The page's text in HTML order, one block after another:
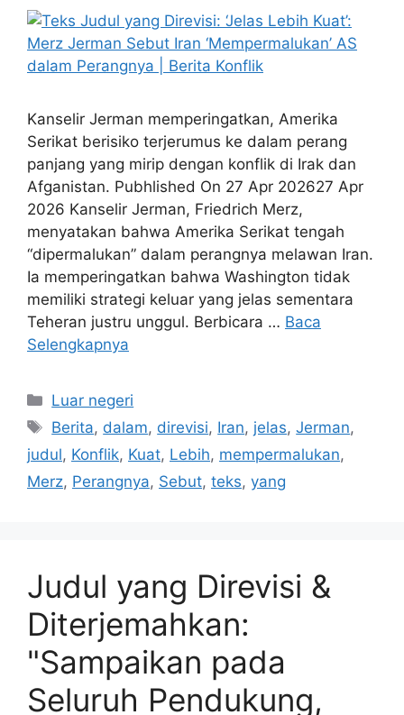
Kanselir Jerman memperingatkan, Amerika
Serikat berisiko terjerumus ke dalam perang
panjang yang mirip dengan konflik di Irak dan
Afganistan. Pubhlished On 27 Apr 202627 Apr
2026 Kanselir Jerman, Friedrich Merz,
menyatakan bahwa Amerika Serikat tengah
“dipermalukan” dalam perangnya melawan Iran.
Ia memperingatkan bahwa Washington tidak
memiliki strategi keluar yang jelas sementara
Teheran justru unggul. Berbicara … Baca
Selengkapnya
Kategori
Luar negeri
Tag
Berita, dalam, direvisi, Iran, jelas,Jerman,
judul, Konflik, Kuat, Lebih, mempermalukan,
Merz, Perangnya, Sebut, teks, yang
Judul yang Direvisi &
Diterjemahkan:
"Sampaikan pada
Seluruh Pendukung,